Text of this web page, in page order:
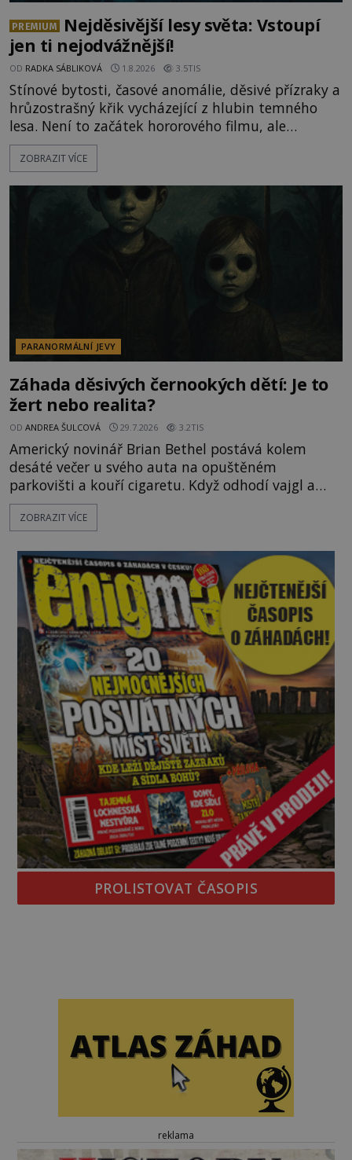
PREMIUM
Nejděsivější lesy světa: Vstoupí
jen ti nejodvážnější!
OD RADKA SÁBLIKOVÁ 1.8.2026 3.5TIS
Stínové bytosti, časové anomálie, děsivé přízraky a
hrůzostrašný křik vycházející z hlubin temného
lesa. Není to začátek hororového filmu, ale
události, které popisují návštěvníci lesů, které jsou
označovány jako nejděsivější na světě. Lidé bydlící
vyhýbají! Už jste o těchto lesích slyšeli? A odvážili
byste se je navštívit? [gallery ids="17
ZOBRAZIT VÍCE
PARANORMÁLNÍ JEVY
Záhada děsivých černookých dětí: Je to
žert nebo realita?
OD ANDREA ŠULCOVÁ 29.7.2026 3.2TIS
Americký novinář Brian Bethel postává kolem
desáté večer u svého auta na opuštěném
parkovišti a kouří cigaretu. Když odhodí vajgl a
chystá se nastoupit do auta, přijdou k němu dva
mladí chlapci, kterým může být okolo 14 let.
pouhých několik minut od tohoto parkoviště,“
zeptá se suverénně jeden z nich. P
ZOBRAZIT VÍCE
PROLISTOVAT ČASOPIS
reklama